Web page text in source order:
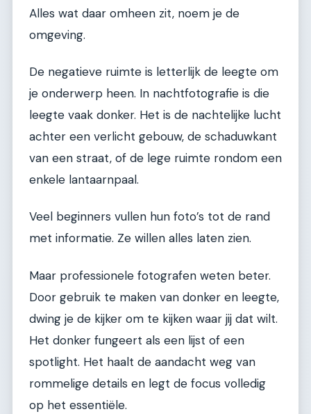
Alles wat daar omheen zit, noem je de
omgeving.
De negatieve ruimte is letterlijk de leegte om
je onderwerp heen. In nachtfotografie is die
leegte vaak donker. Het is de nachtelijke lucht
achter een verlicht gebouw, de schaduwkant
van een straat, of de lege ruimte rondom een
enkele lantaarnpaal.
Veel beginners vullen hun foto’s tot de rand
met informatie. Ze willen alles laten zien.
Maar professionele fotografen weten beter.
Door gebruik te maken van donker en leegte,
dwing je de kijker om te kijken waar jij dat wilt.
Het donker fungeert als een lijst of een
spotlight. Het haalt de aandacht weg van
rommelige details en legt de focus volledig
op het essentiële.